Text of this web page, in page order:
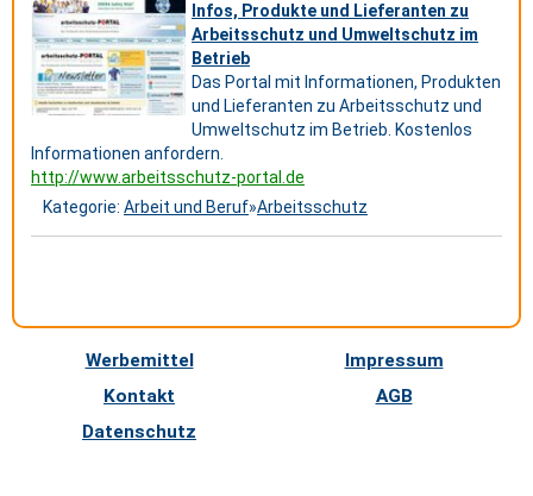
Infos, Produkte und Lieferanten zu
Arbeitsschutz und Umweltschutz im
Betrieb
Das Portal mit Informationen, Produkten
und Lieferanten zu Arbeitsschutz und
Umweltschutz im Betrieb. Kostenlos
Informationen anfordern.
http://www.arbeitsschutz-portal.de
Kategorie: Arbeit und Beruf»Arbeitsschutz
Werbemittel
Impressum
Kontakt
AGB
Datenschutz